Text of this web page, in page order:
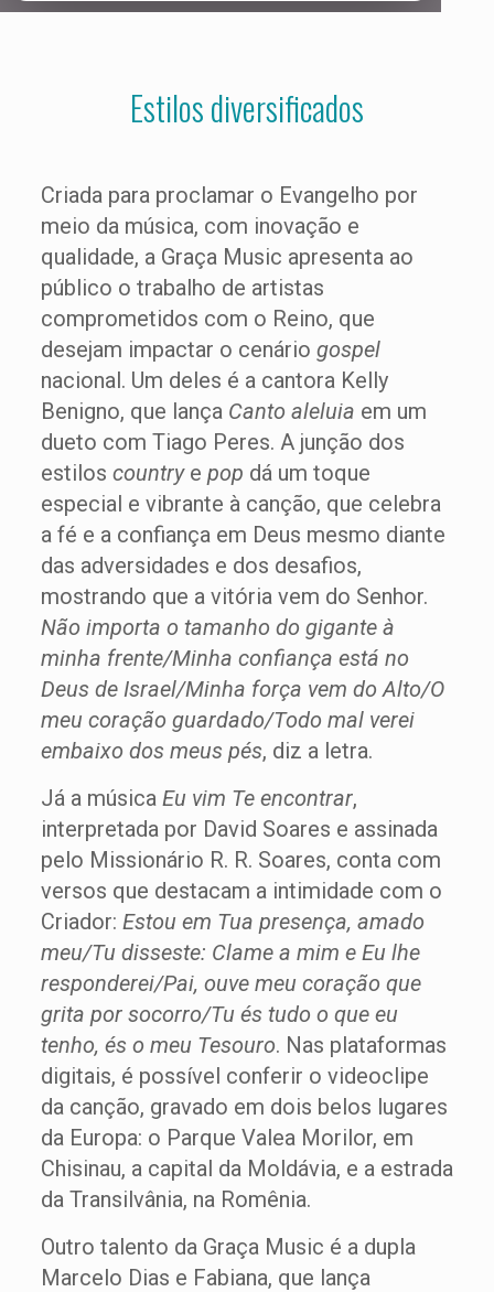
Estilos diversificados
Criada para proclamar o Evangelho por
meio da música, com inovação e
qualidade, a Graça Music apresenta ao
público o trabalho de artistas
comprometidos com o Reino, que
desejam impactar o cenário gospel
nacional. Um deles é a cantora Kelly
Benigno, que lança Canto aleluia em um
dueto com Tiago Peres. A junção dos
estilos countrye pop dá um toque
especial e vibrante à canção, que celebra
a fé e a confiança em Deus mesmo diante
das adversidades e dos desafios,
mostrando que a vitória vem do Senhor.
Não importa o tamanho do gigante à
minha frente/Minha confiança está no
Deus de Israel/Minha força vem do Alto/O
meu coração guardado/Todo mal verei
embaixo dos meus pés, diz a letra.
Já a música Eu vim Te encontrar,
interpretada por David Soares e assinada
pelo Missionário R. R. Soares, conta com
versos que destacam a intimidade com o
Criador: Estou em Tua presença, amado
meu/Tu disseste: Clame a mim e Eu lhe
responderei/Pai, ouve meu coração que
grita por socorro/Tu és tudo o que eu
tenho, és o meu Tesouro. Nas plataformas
digitais, é possível conferir o videoclipe
da canção, gravado em dois belos lugares
da Europa: o Parque Valea Morilor, em
Chisinau, a capital da Moldávia, e a estrada
da Transilvânia, na Romênia.
Outro talento da Graça Music é a dupla
Marcelo Dias e Fabiana, que lança